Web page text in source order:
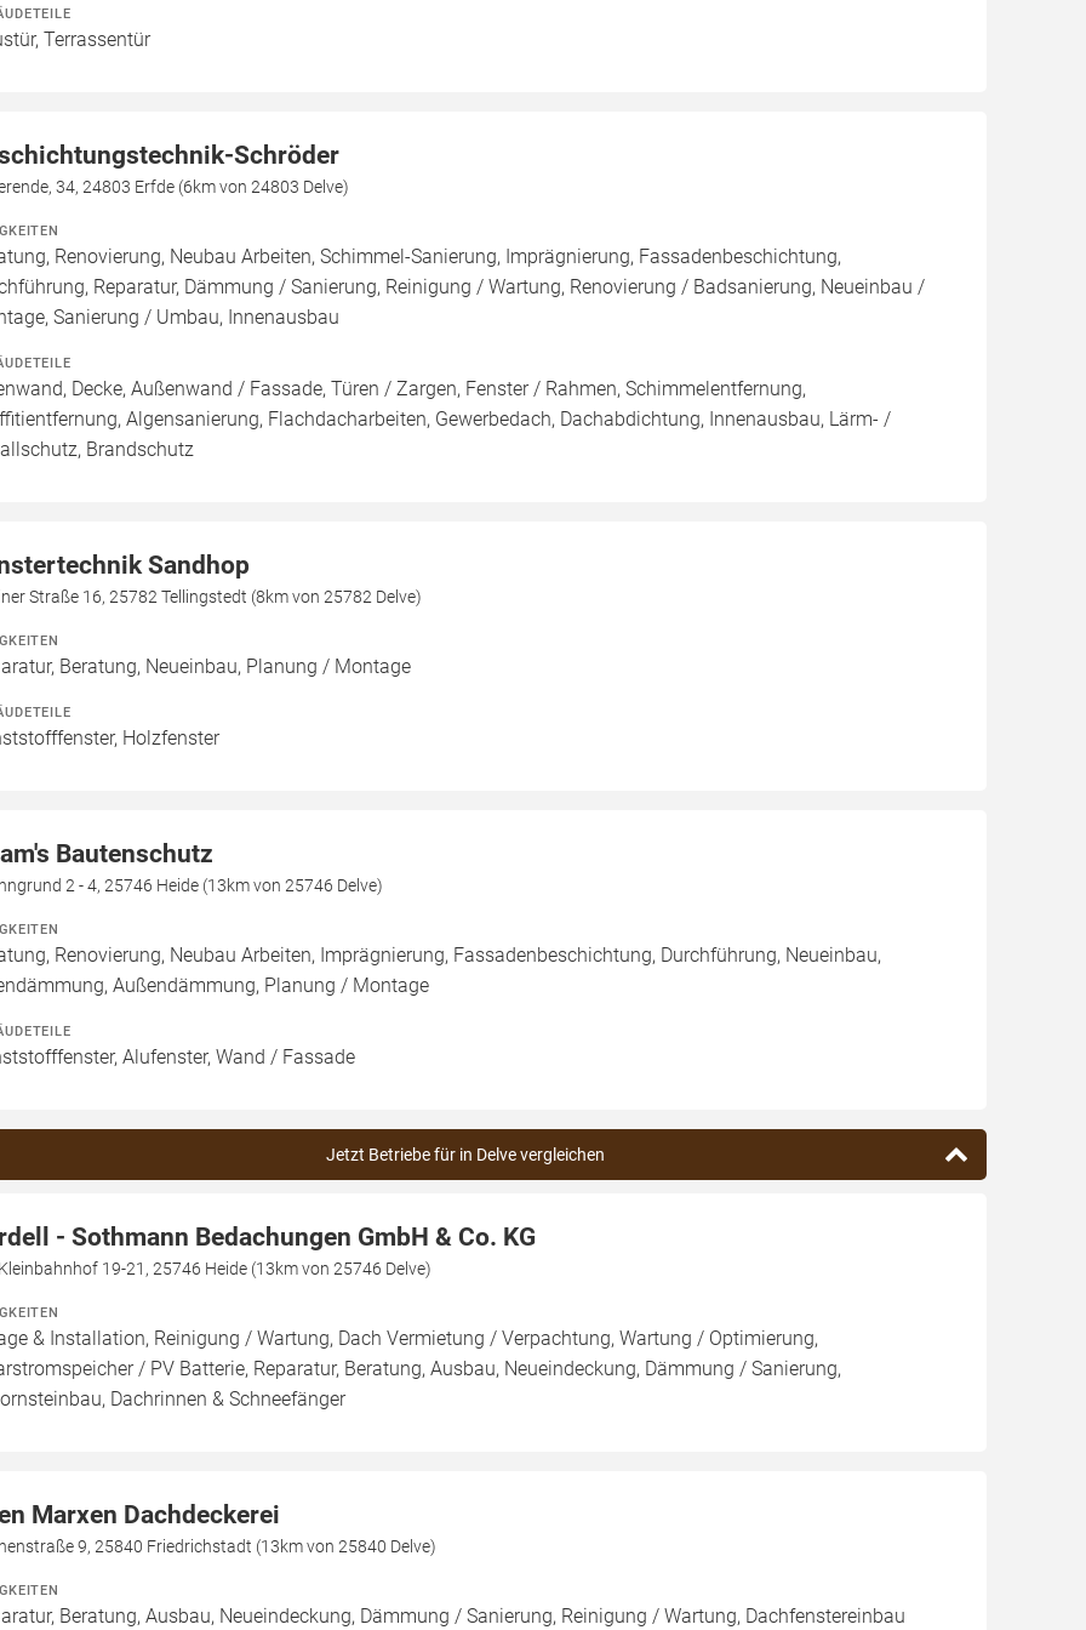
Terrassentür
Schröder
34, 24803 Erfde (6km von 24803 Delve)
Renovierung, Neubau Arbeiten, Schimmel-Sanierung, Imprägnierung, Fassadenbeschichtung,
Reparatur, Dämmung / Sanierung, Reinigung / Wartung, Renovierung / Badsanierung, Neueinbau /
Sanierung / Umbau, Innenausbau
Decke, Außenwand / Fassade, Türen / Zargen, Fenster / Rahmen, Schimmelentfernung,
Algensanierung, Flachdacharbeiten, Gewerbedach, Dachabdichtung, Innenausbau, Lärm- /
Brandschutz
Sandhop
Straße 16, 25782 Tellingstedt (8km von 25782 Delve)
Beratung, Neueinbau, Planung / Montage
Holzfenster
Bautenschutz
2 - 4, 25746 Heide (13km von 25746 Delve)
Renovierung, Neubau Arbeiten, Imprägnierung, Fassadenbeschichtung, Durchführung, Neueinbau,
Außendämmung, Planung / Montage
Alufenster, Wand / Fassade
Jetzt Betriebe für in Delve vergleichen
- Sothmann Bedachungen GmbH & Co. KG
19-21, 25746 Heide (13km von 25746 Delve)
& Installation, Reinigung / Wartung, Dach Vermietung / Verpachtung, Wartung / Optimierung,
/ PV Batterie, Reparatur, Beratung, Ausbau, Neueindeckung, Dämmung / Sanierung,
Dachrinnen & Schneefänger
Marxen Dachdeckerei
9, 25840 Friedrichstadt (13km von 25840 Delve)
Beratung, Ausbau, Neueindeckung, Dämmung / Sanierung, Reinigung / Wartung, Dachfenstereinbau